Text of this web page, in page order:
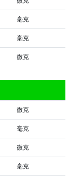
毫克
毫克
微克
微克
毫克
微克
毫克